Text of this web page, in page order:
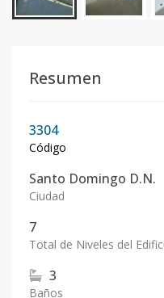
Resumen
3304
Código
Santo Domingo D.N.
Ciudad
7
Total de Niveles del
3
Baños